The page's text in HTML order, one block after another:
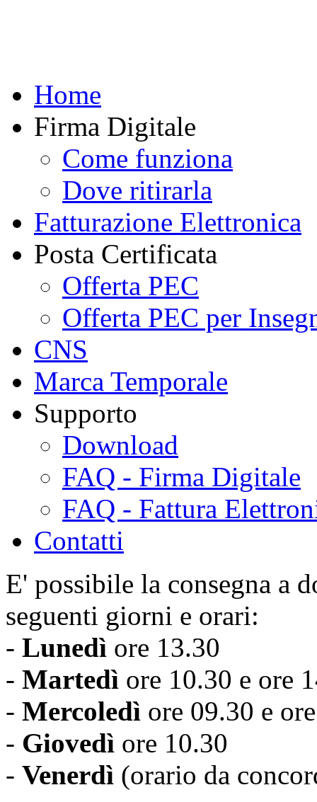
Home
Firma Digitale
Come funziona
Dove ritirarla
Fatturazione Elettronica
Posta Certificata
Offerta PEC
Offerta PEC per
CNS
Marca Temporale
Supporto
Download
FAQ - Firma Digitale
FAQ - Fattura
Contatti
E' possibile la consegna a
seguenti giorni e orari:
- Lunedì ore 13.30
- Martedì ore 10.30 e ore
- Mercoledì ore 09.30 e
- Giovedì ore 10.30
- Venerdì (orario da